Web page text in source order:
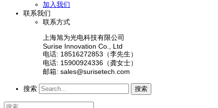
加入我们
联系我们
联系方式
上海旭为光电科技有限公司
Surise Innovation Co., Ltd
电话: 18516272853（李先生）
电话: 15900924336（龚女士）
邮箱: sales@surisetech.com
搜索 搜索